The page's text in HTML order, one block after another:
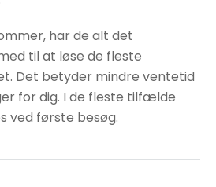
har de alt det
til at løse de fleste
Det betyder mindre ventetid
for dig. I de fleste tilfælde
ved første besøg.